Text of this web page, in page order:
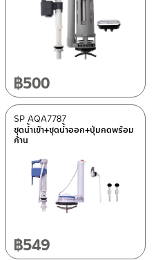
฿500
ชุดน้ำเข้า+ชุดน้ำออก+ปุ่มกดพร้อม
ก้าน
SP AQA7787
฿549